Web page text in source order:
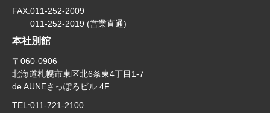
FAX:011-252-2009
011-252-2019 (営業直通)
本社別館
〒060-0906
北海道札幌市東区北6条東4丁目1-7
de AUNEさっぽろビル 4F
TEL:011-721-2100